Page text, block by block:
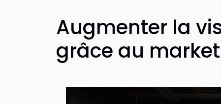
Augmenter la
grâce au